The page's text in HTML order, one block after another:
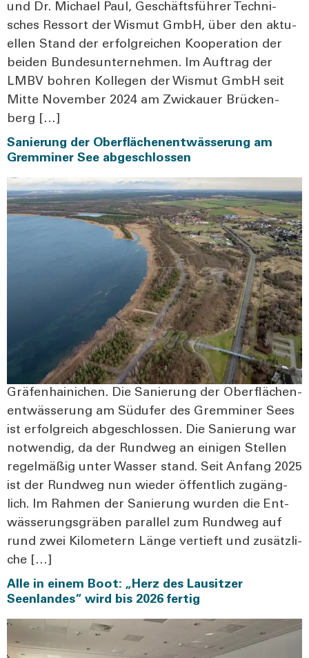
und Dr. Micha­el Paul, Geschäfts­füh­rer Tech­ni­
sches Res­sort der Wis­mut GmbH, über den aktu­
el­len Stand der erfolg­rei­chen Koope­ra­ti­on der
bei­den Bun­des­un­ter­neh­men. Im Auf­trag der
LMBV boh­ren Kol­le­gen der Wis­mut GmbH seit
Mit­te Novem­ber 2024 am Zwi­ckau­er Brü­cken­
berg […]
Sanierung der Oberflächenentwässerung am
Gremminer See abgeschlossen
Grä­fen­hai­ni­chen. Die Sanie­rung der Ober­flä­chen­
ent­wäs­se­rung am Süd­ufer des Grem­mi­ner Sees
ist erfolg­reich abge­schlos­sen. Die Sanie­rung war
not­wen­dig, da der Rund­weg an eini­gen Stel­len
regel­mä­ßig unter Was­ser stand. Seit Anfang 2025
ist der Rund­weg nun wie­der öffent­lich zugäng­
lich. Im Rah­men der Sanie­rung wur­den die Ent­
wäs­se­rungs­grä­ben par­al­lel zum Rund­weg auf
rund zwei Kilo­me­tern Län­ge ver­tieft und zusätz­li­
che […]
Alle in einem Boot: „Herz des Lausitzer
Seenlandes“ wird bis 2026 fertig